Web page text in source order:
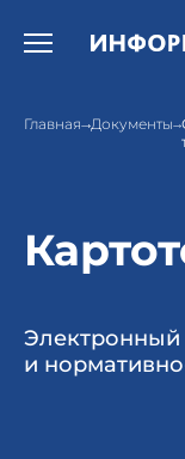
Открыть бургер
Главная Документы
и